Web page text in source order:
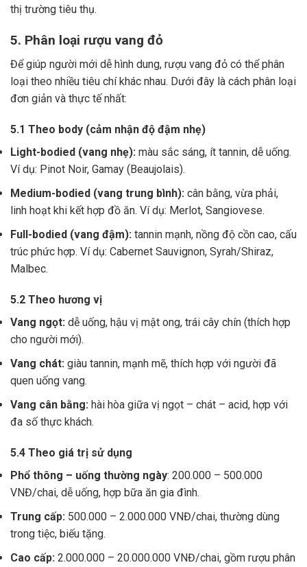
thị trường tiêu thụ.
5. Phân loại rượu vang đỏ
Để giúp người mới dễ hình dung, rượu vang đỏ có thể phân
loại theo nhiều tiêu chí khác nhau. Dưới đây là cách phân loại
đơn giản và thực tế nhất:
5.1 Theo body (cảm nhận độ đậm nhẹ)
Light-bodied (vang nhẹ): màu sắc sáng, ít tannin, dễ uống.
Ví dụ: Pinot Noir, Gamay (Beaujolais).
Medium-bodied (vang trung bình): cân bằng, vừa phải,
linh hoạt khi kết hợp đồ ăn. Ví dụ: Merlot, Sangiovese.
Full-bodied (vang đậm): tannin mạnh, nồng độ cồn cao, cấu
trúc phức hợp. Ví dụ: Cabernet Sauvignon, Syrah/Shiraz,
Malbec.
5.2 Theo hương vị
Vang ngọt: dễ uống, hậu vị mật ong, trái cây chín (thích hợp
cho người mới).
Vang chát: giàu tannin, mạnh mẽ, thích hợp với người đã
quen uống vang.
Vang cân bằng: hài hòa giữa vị ngọt – chát – acid, hợp với
đa số thực khách.
5.4 Theo giá trị sử dụng
Phổ thông – uống thường ngày: 200.000 – 500.000
VNĐ/chai, dễ uống, hợp bữa ăn gia đình.
Trung cấp: 500.000 – 2.000.000 VNĐ/chai, thường dùng
trong tiệc, biếu tặng.
Cao cấp: 2.000.000 – 20.000.000 VNĐ/chai, gồm rượu phân